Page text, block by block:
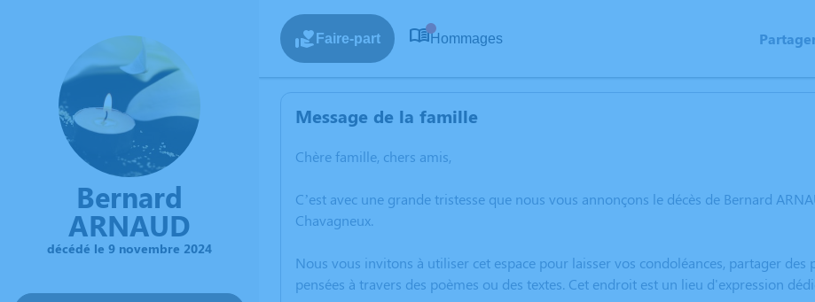
Bernard
ARNAUD
décédé le 9 novembre 2024
Faire-part Hommages
Message de la famille
Chère famille, chers amis,
C’est avec une grande tristesse que nous vous annonçons le décès de Bernard
Chavagneux.
Nous vous invitons à utiliser cet espace pour laisser vos condoléances, partager
pensées à travers des poèmes ou des textes. Cet endroit est un lieu d'expression